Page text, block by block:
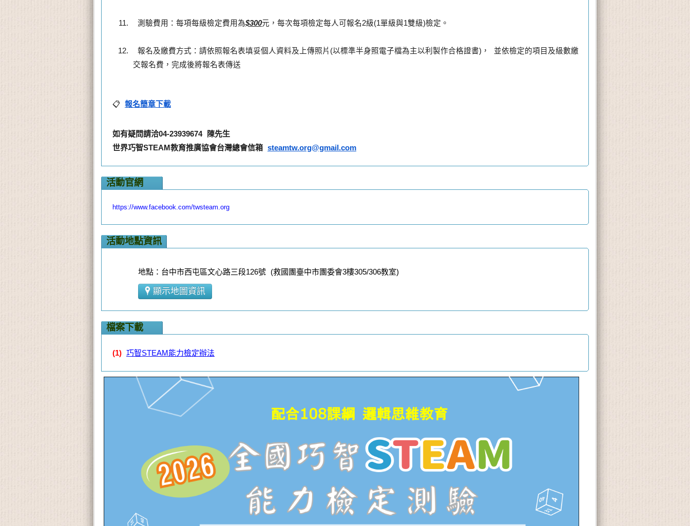
測驗費用：每項每級檢定費用為$300元，每次每項檢定每人可報名2級(1單級與1雙級)檢定。
報名及繳費方式：請依照報名表填妥個人資料及上傳照片(以標準半身照電子檔為主以利製作合格證書)， 並依檢定的項目及級數繳
交報名費，完成後將報名表傳送
📋 報名簡章下載
如有疑問請洽04-23939674 陳先生
世界巧智STEAM教育推廣協會台灣總會信箱 steamtw.org@gmail.com
活動官網
https://www.facebook.com/twsteam.org
活動地點資訊
地點：台中市西屯區文心路三段126號 (救國團臺中市團委會3樓305/306教室)
顯示地圖資訊
檔案下載
(1) 巧智STEAM能力檢定辦法